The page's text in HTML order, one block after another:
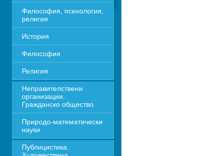
Философия, психология,
религия
История
Философия
Религия
Неправителствени
организации.
Гражданско общество
Природо-математически
науки
Публицистика.